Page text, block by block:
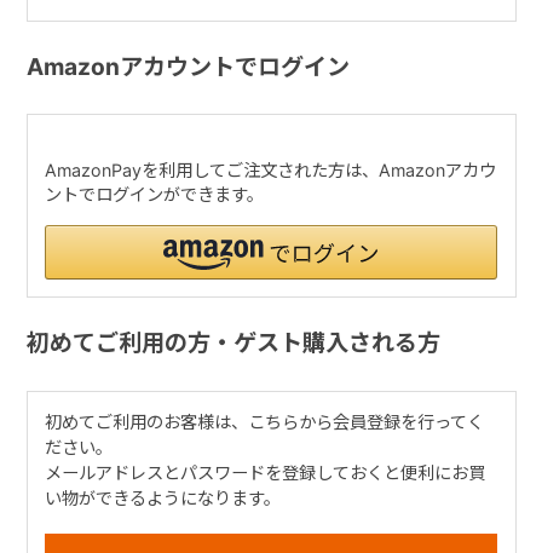
Amazonアカウントでログイン
AmazonPayを利用してご注文された方は、Amazonアカウ
ントでログインができます。
初めてご利用の方・ゲスト購入される方
初めてご利用のお客様は、こちらから会員登録を行ってく
ださい。
メールアドレスとパスワードを登録しておくと便利にお買
い物ができるようになります。